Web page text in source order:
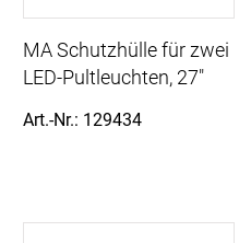
MA Schutzhülle für zwei
LED-Pultleuchten, 27"
Art.-Nr.: 129434